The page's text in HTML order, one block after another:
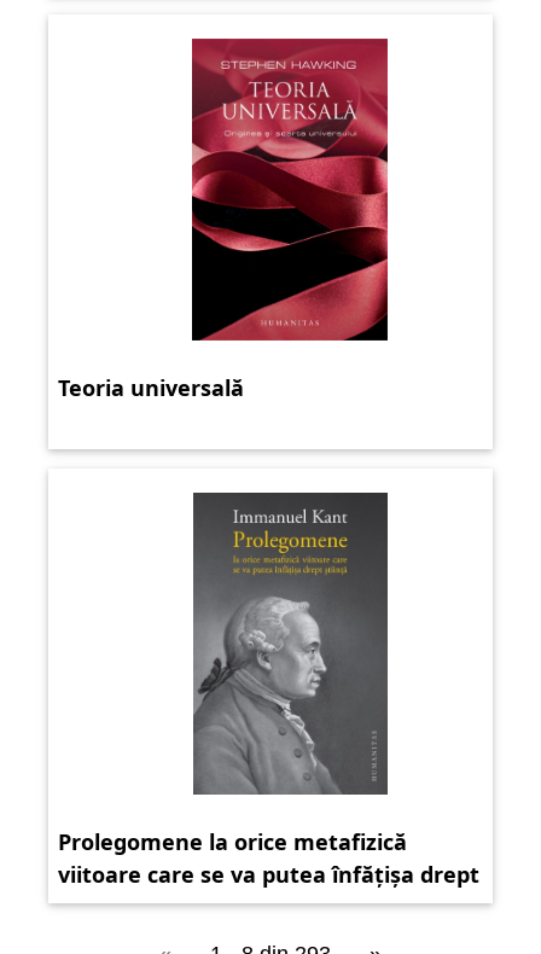
Teoria universală
Prolegomene la orice metafizică
viitoare care se va putea înfățișa drept
știință